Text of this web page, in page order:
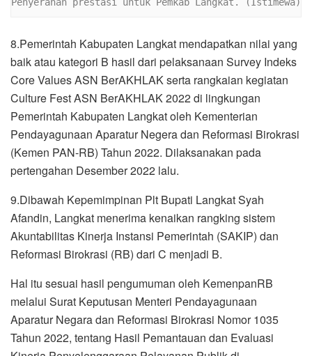
Penyerahan prestasi untuk Pemkab Langkat. (Istimewa)
8.Pemerintah Kabupaten Langkat mendapatkan nilai yang
baik atau kategori B hasil dari pelaksanaan Survey Indeks
Core Values ASN BerAKHLAK serta rangkaian kegiatan
Culture Fest ASN BerAKHLAK 2022 di lingkungan
Pemerintah Kabupaten Langkat oleh Kementerian
Pendayagunaan Aparatur Negera dan Reformasi Birokrasi
(Kemen PAN-RB) Tahun 2022. Dilaksanakan pada
pertengahan Desember 2022 lalu.
9.Dibawah Kepemimpinan Plt Bupati Langkat Syah
Afandin, Langkat menerima kenaikan rangking sistem
Akuntabilitas Kinerja Instansi Pemerintah (SAKIP) dan
Reformasi Birokrasi (RB) dari C menjadi B.
Hal itu sesuai hasil pengumuman oleh KemenpanRB
melalui Surat Keputusan Menteri Pendayagunaan
Aparatur Negara dan Reformasi Birokrasi Nomor 1035
Tahun 2022, tentang Hasil Pemantauan dan Evaluasi